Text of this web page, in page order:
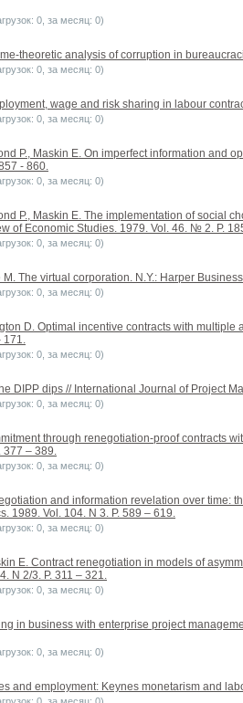
0, за месяц: 0)
theoretic analysis of corruption in
0, за месяц: 0)
wage and risk sharing in labour
0, за месяц: 0)
P., Maskin E. On imperfect information and
- 860.
0, за месяц: 0)
P., Maskin E. The implementation of social
of Economic Studies. 1979. Vol. 46. № 2. P.
0, за месяц: 0)
M. The virtual corporation. N.Y.: Harper
0, за месяц: 0)
D. Optimal incentive contracts with multiple
171.
0, за месяц: 0)
DIPP dips // International Journal of Project
0, за месяц: 0)
through renegotiation-proof contracts
377 – 389.
0, за месяц: 0)
and information revelation over time:
1989. Vol. 104. N 3. P. 589 – 619.
0, за месяц: 0)
E. Contract renegotiation in models of
N 2/3. P. 311 – 321.
0, за месяц: 0)
in business with enterprise project
0, за месяц: 0)
and employment: Keynes monetarism and